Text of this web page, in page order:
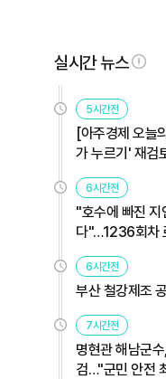
실시간 뉴스
5시간전
[아주경제 오늘
가 누르기' 재
外
6시간전
"호수에 빠진 지
다"…1236회차
6시간전
부산 철강제조
7시간전
명현관 해남군
검…"군민 안전